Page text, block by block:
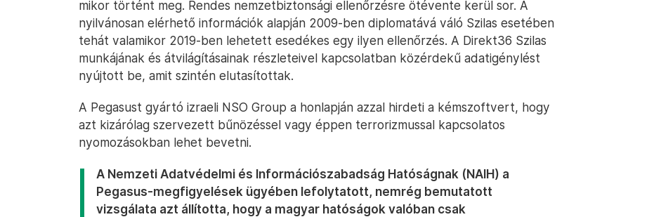
mikor történt meg. Rendes nemzetbiztonsági ellenőrzésre ötévente kerül sor. A
nyilvánosan elérhető információk alapján 2009-ben diplomatává váló Szilas esetében
tehát valamikor 2019-ben lehetett esedékes egy ilyen ellenőrzés. A Direkt36 Szilas
munkájának és átvilágításainak részleteivel kapcsolatban közérdekű adatigénylést
nyújtott be, amit szintén elutasítottak.
A Pegasust gyártó izraeli NSO Group a honlapján azzal hirdeti a kémszoftvert, hogy
azt kizárólag szervezett bűnözéssel vagy éppen terrorizmussal kapcsolatos
nyomozásokban lehet bevetni.
A Nemzeti Adatvédelmi és Információszabadság Hatóságnak (NAIH) a
Pegasus-megfigyelések ügyében lefolytatott, nemrég bemutatott
vizsgálata azt állította, hogy a magyar hatóságok valóban csak